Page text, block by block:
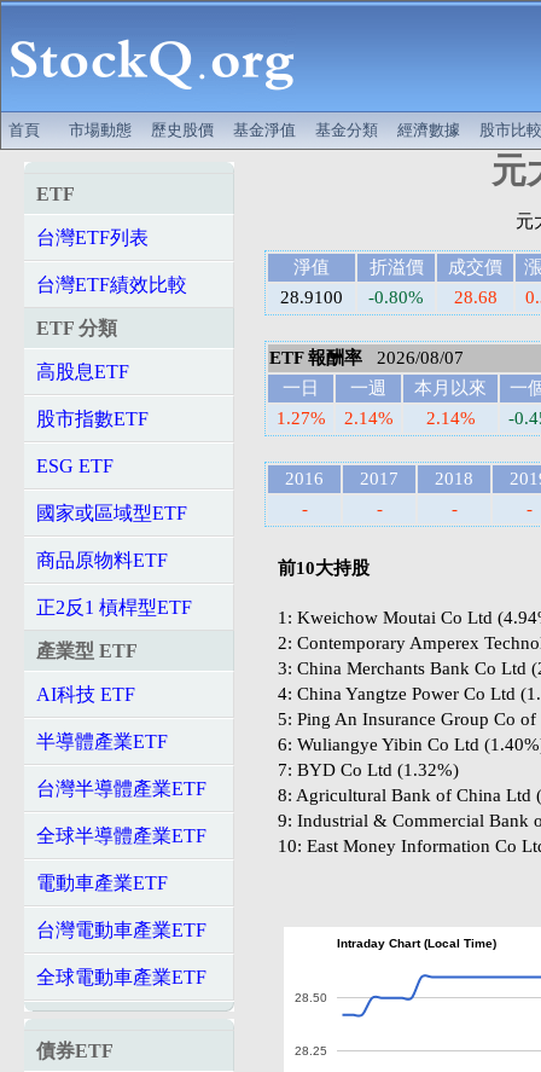
首頁 市場動態 歷史股價 基金淨值 基金分類 經濟數據 股市比較
ETF
台灣ETF列表
台灣ETF績效比較
ETF 分類
高股息ETF
股市指數ETF
ESG ETF
國家或區域型ETF
商品原物料ETF
正2反1 槓桿型ETF
產業型 ETF
AI科技 ETF
半導體產業ETF
台灣半導體產業ETF
全球半導體產業ETF
電動車產業ETF
台灣電動車產業ETF
全球電動車產業ETF
債券ETF
元
淨值 折溢價 成交價
28.9100
-0.80% 28.68
ETF 報酬率 2026/08/07
一日
一週 本月以來
一
1.27%
2.14% 2.14% -
2016 2017 2018
-
- - -
前10大持股
1: Kweichow Moutai Co Ltd
2: Contemporary Amperex
3: China Merchants Bank Co Ltd
4: China Yangtze Power Co Ltd
5: Ping An Insurance Group Co
6: Wuliangye Yibin Co Ltd
7: BYD Co Ltd (1.32%)
8: Agricultural Bank of China Ltd
9: Industrial & Commercial Bank
10: East Money Information Co
Intraday Chart (Local Time)
28.25
28.50